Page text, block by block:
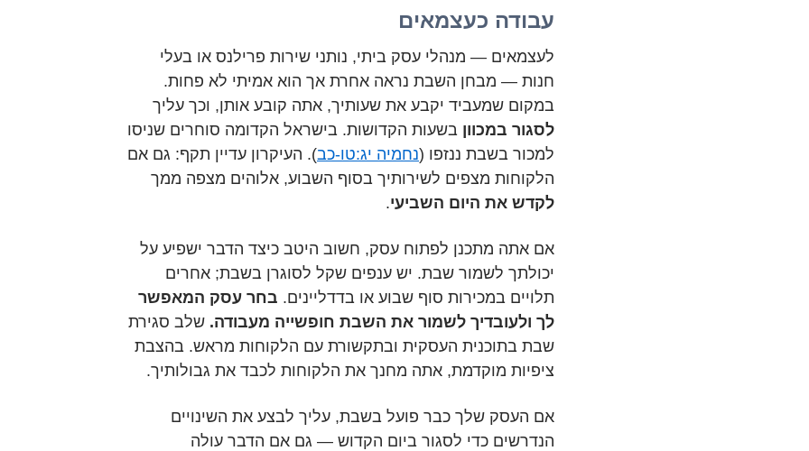
עבודה כעצמאים
לעצמאים — מנהלי עסק ביתי, נותני שירות פרילנס או בעלי
חנות — מבחן השבת נראה אחרת אך הוא אמיתי לא פחות.
במקום שמעביד יקבע את שעותיך, אתה קובע אותן, וכך עליך
לסגור במכוון בשעות הקדושות. בישראל הקדומה סוחרים שניסו
למכור בשבת ננזפו (נחמיה יג:טו-כב). העיקרון עדיין תקף: גם אם
הלקוחות מצפים לשירותיך בסוף השבוע, אלוהים מצפה ממך
לקדש את היום השביעי.
אם אתה מתכנן לפתוח עסק, חשוב היטב כיצד הדבר ישפיע על
יכולתך לשמור שבת. יש ענפים שקל לסוגרן בשבת; אחרים
תלויים במכירות סוף שבוע או בדדליינים. בחר עסק המאפשר
לך ולעובדיך לשמור את השבת חופשייה מעבודה. שלב סגירת
שבת בתוכנית העסקית ובתקשורת עם הלקוחות מראש. בהצבת
ציפיות מוקדמת, אתה מחנך את הלקוחות לכבד את גבולותיך.
אם העסק שלך כבר פועל בשבת, עליך לבצע את השינויים
הנדרשים כדי לסגור ביום הקדוש — גם אם הדבר עולה